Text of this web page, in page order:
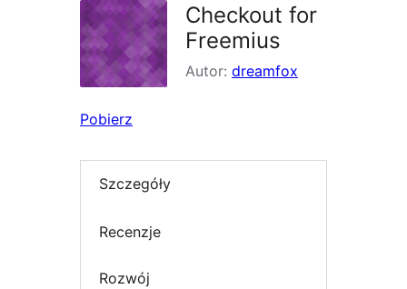
Checkout for
Freemius
Autor: dreamfox
Pobierz
Szczegóły
Recenzje
Rozwój